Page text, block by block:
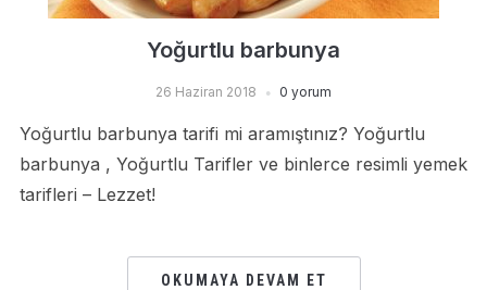
Yoğurtlu barbunya
26 Haziran 2018 0 yorum
Yoğurtlu barbunya tarifi mi aramıştınız? Yoğurtlu
barbunya , Yoğurtlu Tarifler ve binlerce resimli yemek
tarifleri – Lezzet!
OKUMAYA DEVAM ET